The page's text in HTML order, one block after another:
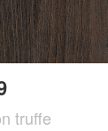
truffe